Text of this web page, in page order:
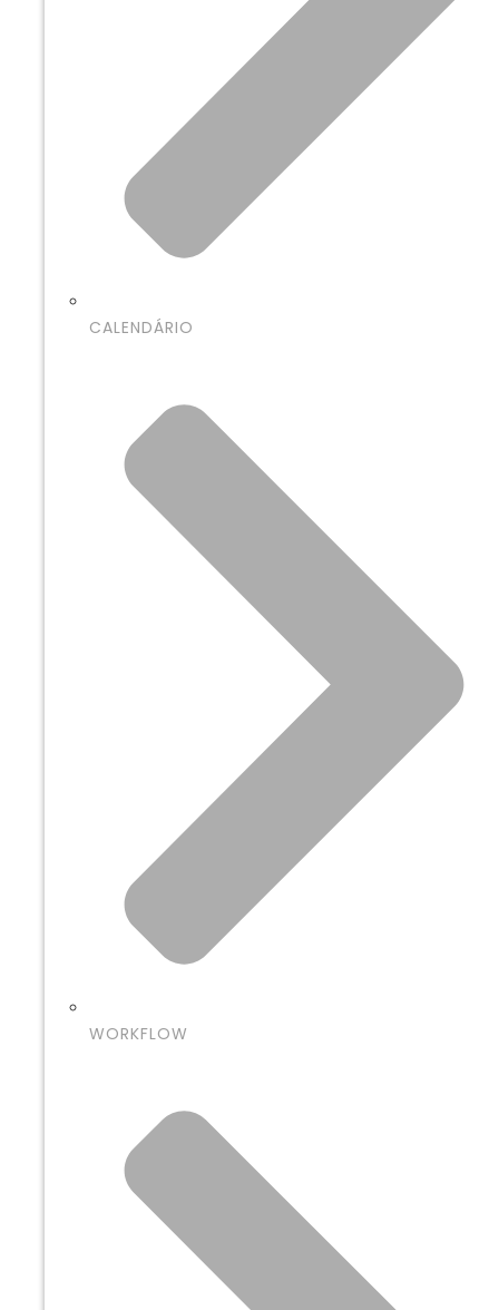
CALENDÁRIO
WORKFLOW